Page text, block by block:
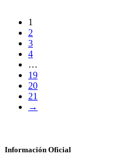
1
2
3
4
…
19
20
21
→
Información Oficial